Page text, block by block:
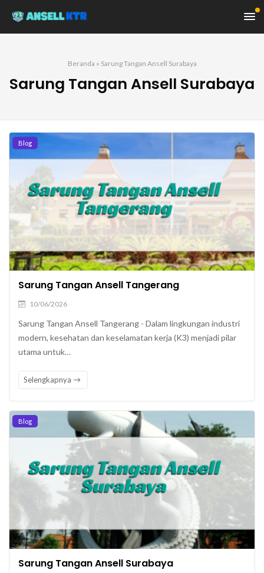
Beranda » Sarung Tangan Ansell Surabaya
Sarung Tangan Ansell Surabaya
Blog
Sarung Tangan Ansell Tangerang
10/06/2026
Sarung Tangan Ansell Tangerang - Dalam lingkungan industri
modern, kesehatan dan keselamatan kerja (K3) menjadi pilar
utama untuk…
Selengkapnya
Blog
Sarung Tangan Ansell Surabaya